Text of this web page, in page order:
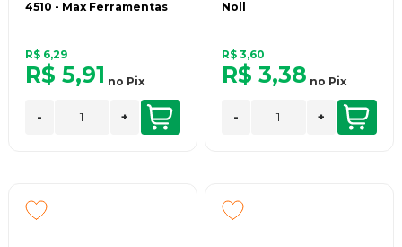
4510 - Max Ferramentas
R$ 6,29
R$ 5,91 no Pix
- +
Noll
R$ 3,60
R$ 3,38 no Pix
- +